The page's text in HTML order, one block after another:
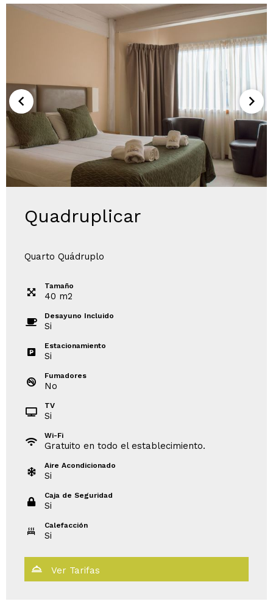
Quadruplicar
Quarto Quádruplo
Tamaño
40 m2
Desayuno Incluido
Si
Estacionamiento
Si
Fumadores
No
TV
Si
Wi-Fi
Gratuito en todo el establecimiento.
Aire Acondicionado
Si
Caja de Seguridad
Si
Calefacción
Si
Ver Tarifas